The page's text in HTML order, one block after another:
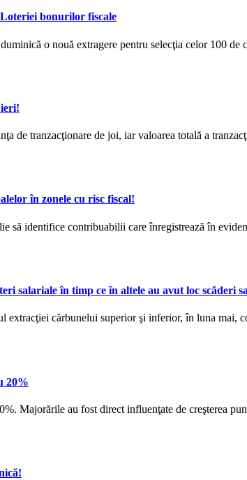
bonurilor fiscale
o nouă extragere pentru selecţia celor 100 de
de tranzacţionare de joi, iar valoarea totală a
în zonele cu risc fiscal!
să identifice contribuabilii care înregistrează în
salariale în timp ce în altele au avut loc scăderi
extracţiei cărbunelui superior şi inferior, în luna mai,
20%
Majorările au fost direct influenţate de creşterea